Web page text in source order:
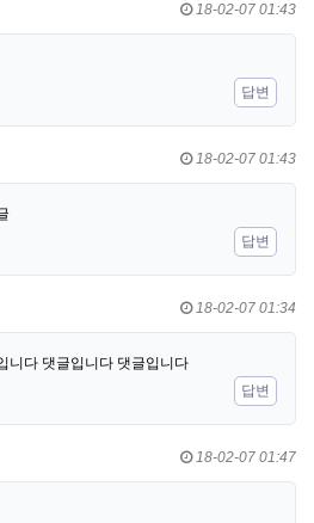
18-02-07 01:43
답변
18-02-07 01:43
답변
18-02-07 01:34
니다 댓글입니다 댓글입니다
답변
18-02-07 01:47